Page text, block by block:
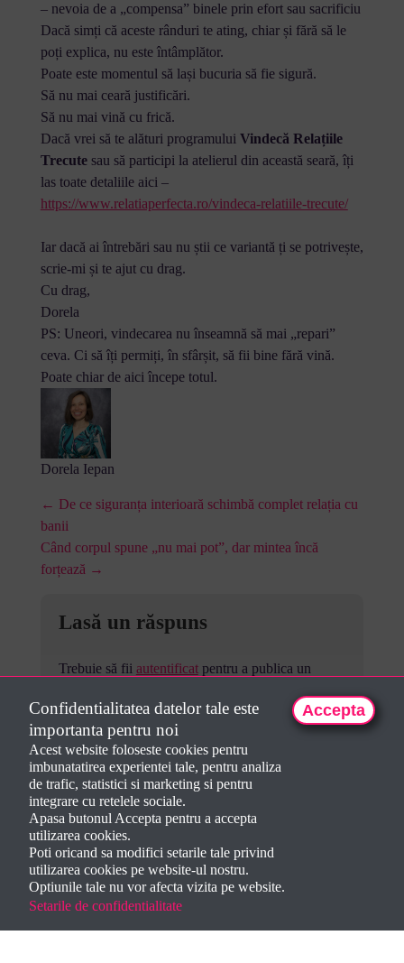
– nevoia de a „compensa” binele prin efort sau sacrificiu
Dacă simți că aceste rânduri te ating, chiar și fără să le
poți explica, nu este întâmplător.
Poate este momentul să lași bucuria să fie sigură.
Să nu mai ceară justificări.
Să nu mai vină cu frică.
Dacă vrei să te alături programului Vindecă Relațiile
Trecutesau să participi la atelierul din această seară, îți
las toate detaliile aici –
https://www.relatiaperfecta.ro/vindeca-relatiile-trecute/
Iar dacă ai întrebări sau nu știi ce variantă ți se potrivește,
scrie-mi și te ajut cu drag.
Cu drag,
Dorela
PS: Uneori, vindecarea nu înseamnă să mai „repari”
ceva. Ci să îți permiți, în sfârșit, să fii bine fără vină.
Poate chiar de aici începe totul.
Dorela Iepan
← De ce siguranța interioară schimbă complet relația cu
banii
Când corpul spune „nu mai pot”, dar mintea încă
forțează →
Lasă un răspuns
Trebuie să fii autentificatpentru a publica un
Creat deDorela Iepan
Confidentialitatea datelor tale este
importanta pentru noi
Acest website foloseste cookies pentru
imbunatatirea experientei tale, pentru analiza
de trafic, statistici si marketing si pentru
integrare cu retelele sociale.
Apasa butonul Accepta pentru a accepta
utilizarea cookies.
Poti oricand sa modifici setarile tale privind
utilizarea cookies pe website-ul nostru.
Optiunile tale nu vor afecta vizita pe website.
Setarile de confidentialitate
Accepta